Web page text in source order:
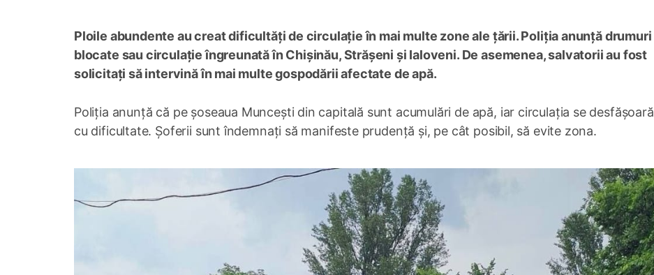
Ploile abundente au creat dificultăți de circulație în mai multe zone ale țării. Poliția anunță drumuri
blocate sau circulație îngreunată în Chișinău, Strășeni și Ialoveni. De asemenea, salvatorii au fost
solicitați să intervină în mai multe gospodării afectate de apă.
Poliția anunță că pe șoseaua Muncești din capitală sunt acumulări de apă, iar circulația se desfășoară
cu dificultate. Șoferii sunt îndemnați să manifeste prudență și, pe cât posibil, să evite zona.